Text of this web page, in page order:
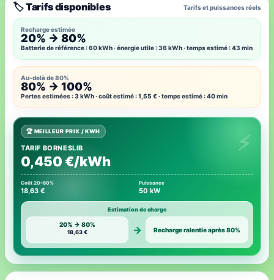
🏷️ Tarifs disponibles Tarifs et puissances réels
Recharge estimée
20% → 80%
Batterie de référence : 60 kWh · énergie utile : 36 kWh · temps estimé : 43 min
Au-delà de 80%
80% → 100%
Pertes estimées : 3 kWh · coût estimé : 1,55 € · temps estimé : 40 min
🏆 MEILLEUR PRIX / KWH
TARIF BORNESLIB
0,450 €/kWh
Coût 20–80%
18,63 €
Puissance
50 kW
Estimation de charge
20% → 80%
18,63 € → Recharge ralentie après 80%